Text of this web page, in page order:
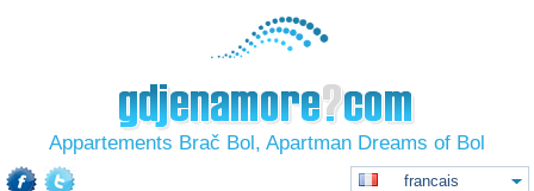
Appartements Brač Bol, Apartman Dreams of Bol
francais